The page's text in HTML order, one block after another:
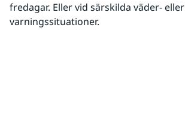
fredagar. Eller vid särskilda väder- eller
varningssituationer.